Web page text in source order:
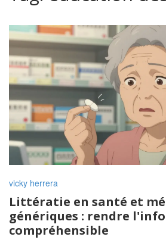
vicky herrera
Littératie en santé et
génériques : rendre
compréhensible